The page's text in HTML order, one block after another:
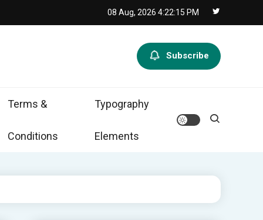
08 Aug, 2026 4:22:16 PM
Subscribe
Terms &
Conditions
Typography
Elements